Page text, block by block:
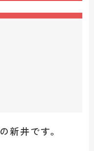
新井です。